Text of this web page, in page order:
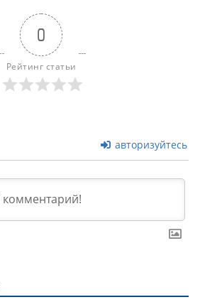
0
Рейтинг статьи
авторизуйтесь